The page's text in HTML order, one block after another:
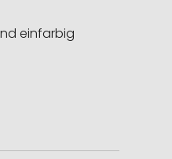
einfarbig